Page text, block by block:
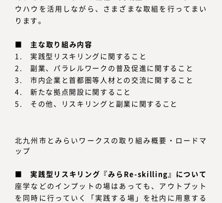
ウハウを活用しながら、さまざまな取組を行ってまい
ります。
■ 主な取り組み内容
1. 実践型リスキリングに関すること
2. 副業、パラレルワークの普及促進に関すること
3. 市内企業と首都圏等人材との交流に関すること
4. 新たな拠点開設に関すること
5. その他、リスキリングと副業に関すること
北九州市とみらいワークスの取り組み概要・ロードマ
ップ
■ 実践型リスキリング『みらRe-skilling』について
座学などのインプットの場はあっても、アウトプット
を同時に行っていく「実践する場」を社内に用意する